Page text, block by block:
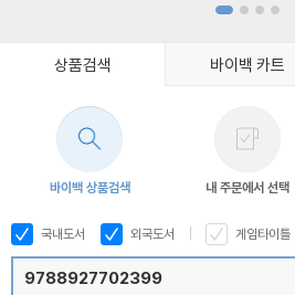
상품검색 바이백 카트
바이백 상품검색 내 주문에서 선택
국내도서 외국도서 게임타이틀